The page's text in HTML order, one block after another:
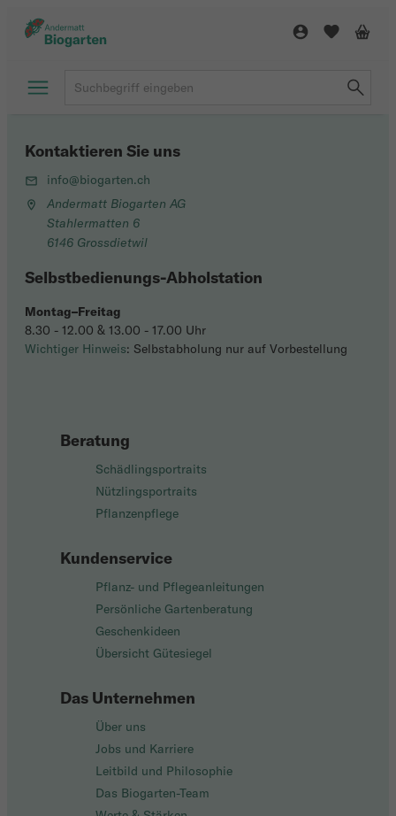
Beratung
Schädlingsportraits
Nützlingsportraits
Pflanzenpflege
Kundenservice
Pflanz- und Pflegeanleitungen
Persönliche Gartenberatung
Geschenkideen
Übersicht Gütesiegel
Das Unternehmen
Über uns
Jobs und Karriere
Leitbild und Philosophie
Das Biogarten-Team
Kontaktieren Sie uns
info@biogarten.ch
Andermatt Biogarten AG
Stahlermatten 6
6146 Grossdietwil
Selbstbedienungs-Abholstation
Montag–Freitag
8.30 - 12.00 & 13.00 - 17.00 Uhr
Wichtiger Hinweis: Selbstabholung nur auf Vorbestellung